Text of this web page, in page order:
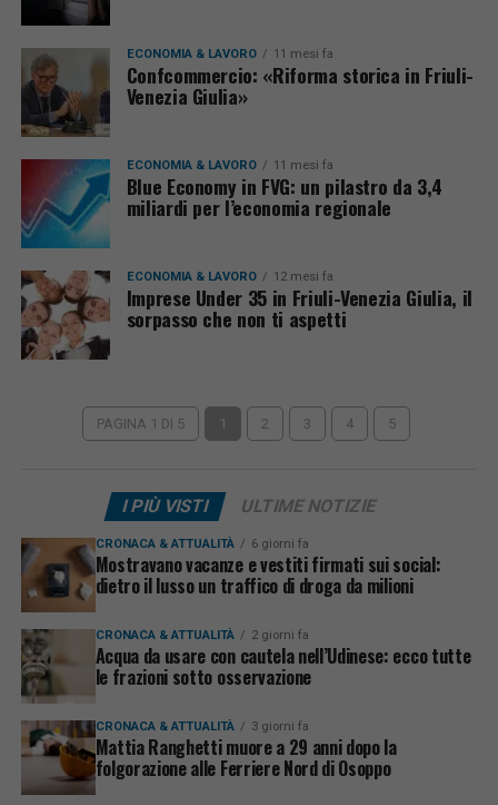
ECONOMIA & LAVORO 11 mesi fa
Confcommercio: «Riforma storica in Friuli-
Venezia Giulia»
ECONOMIA & LAVORO 11 mesi fa
Blue Economy in FVG: un pilastro da 3,4
miliardi per l’economia regionale
ECONOMIA & LAVORO 12 mesi fa
Imprese Under 35 in Friuli-Venezia Giulia, il
sorpasso che non ti aspetti
PAGINA 1 DI 5 1 2 3 4 5
I PIÙ VISTI ULTIME NOTIZIE
CRONACA & ATTUALITÀ 6 giorni fa
Mostravano vacanze e vestiti firmati sui social:
dietro il lusso un traffico di droga da milioni
CRONACA & ATTUALITÀ 2 giorni fa
Acqua da usare con cautela nell’Udinese: ecco tutte
le frazioni sotto osservazione
CRONACA & ATTUALITÀ 3 giorni fa
Mattia Ranghetti muore a 29 anni dopo la
folgorazione alle Ferriere Nord di Osoppo